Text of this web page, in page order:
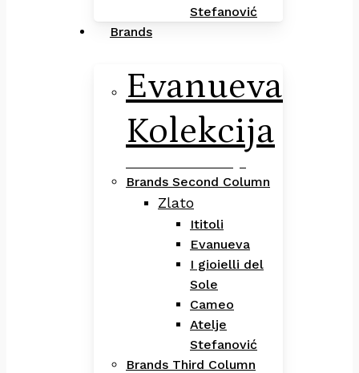
Stefanović
Brands
Evanueva
Kolekcija
Brands Second Column
Zlato
Ititoli
Evanueva
I gioielli del
Sole
Cameo
Atelje
Stefanović
Brands Third Column